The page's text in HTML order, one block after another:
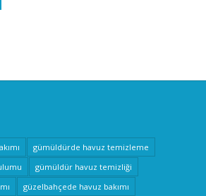
gümüldürde havuz temizleme
gümüldür havuz temizliği
güzelbahçede havuz bakımı